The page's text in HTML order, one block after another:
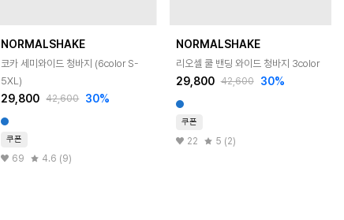
NORMALSHAKE
코카 세미와이드 청바지 (6color S-
5XL)
29,800 42,600 30%
쿠폰
69 4.6 (9)
NORMALSHAKE
리오셀 쿨 밴딩 와이드 청바지 3color
29,800 42,600 30%
쿠폰
22 5 (2)